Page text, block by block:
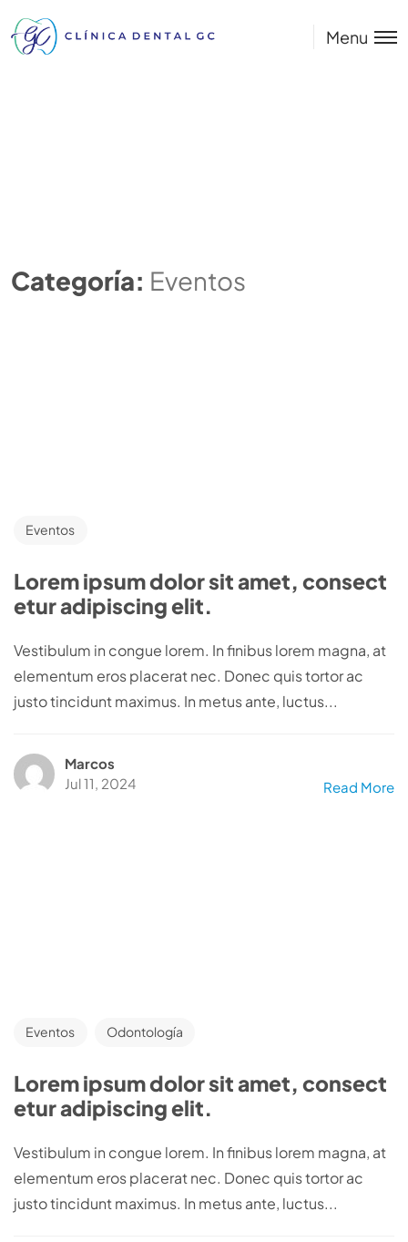
Menu
Categoría: Eventos
Eventos
Lorem ipsum dolor sit amet, consect
etur adipiscing elit.
Vestibulum in congue lorem. In finibus lorem magna, at
elementum eros placerat nec. Donec quis tortor ac
justo tincidunt maximus. In metus ante, luctus...
Marcos
Jul 11, 2024
Read More
Eventos Odontología
Lorem ipsum dolor sit amet, consect
etur adipiscing elit.
Vestibulum in congue lorem. In finibus lorem magna, at
elementum eros placerat nec. Donec quis tortor ac
justo tincidunt maximus. In metus ante, luctus...